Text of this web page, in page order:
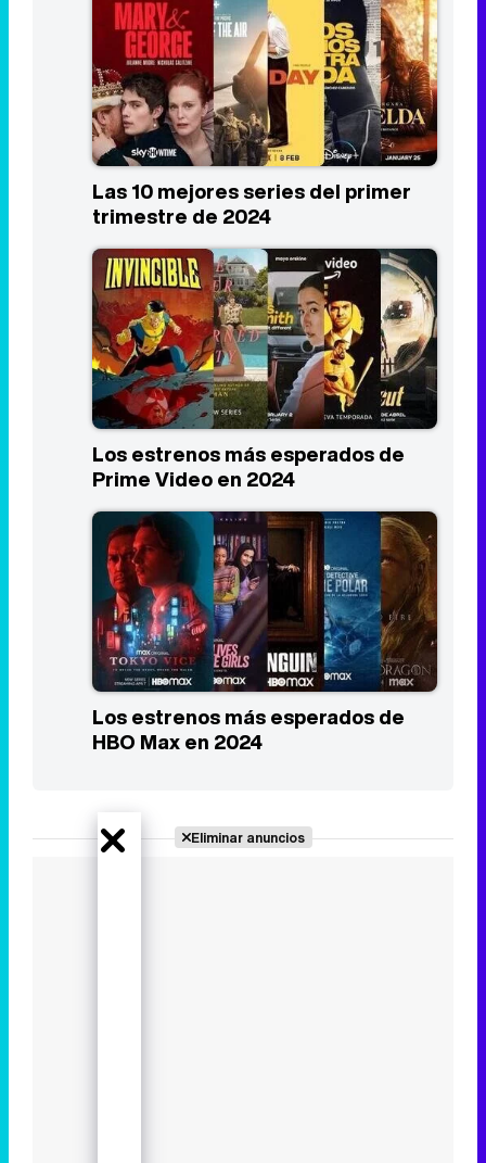
Las 10 mejores series del primer
trimestre de 2024
Los estrenos más esperados de
Prime Video en 2024
Los estrenos más esperados de
HBO Max en 2024
Eliminar anuncios